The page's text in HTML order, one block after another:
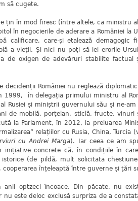
să cugete.
țin în mod firesc (între altele, ca ministru
în negocierile de aderare a României la
calificare, care-și etalează demagogic
a vieții. Și nici nu poți să iei erorile
de oxigen de adevăruri stabilite
decidenții României nu reglează
1999, în delegația primului ministru al
Rusiei și miniștrii guvernului său și ne-
de mobilă, porțelan, sticlă, fructe, vinuri
la Parlament, în 2012, la preluarea
relațiilor cu Rusia, China, Turcia
cu Andrei Marga). Iar ceea ce am
inițiative concrete că, în condițiile în
(de pildă, mult solicitata
înțeleaptă între guverne și țări
anii optzeci încoace. Din păcate, nu
nu este deloc exclusă surpriza de a